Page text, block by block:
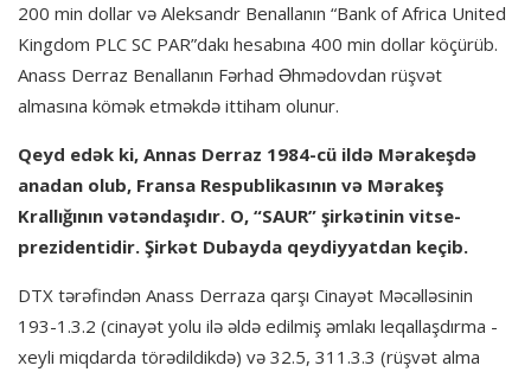
200 min dollar və Aleksandr Benallanın “Bank of Africa United
Kingdom PLC SC PAR”dakı hesabına 400 min dollar köçürüb.
Anass Derraz Benallanın Fərhad Əhmədovdan rüşvət
almasına kömək etməkdə ittiham olunur.
Qeyd edək ki, Annas Derraz 1984-cü ildə Mərakeşdə
anadan olub, Fransa Respublikasının və Mərakeş
Krallığının vətəndaşıdır. O, “SAUR” şirkətinin vitse-
prezidentidir. Şirkət Dubayda qeydiyyatdan keçib.
DTX tərəfindən Anass Derraza qarşı Cinayət Məcəlləsinin
193-1.3.2 (cinayət yolu ilə əldə edilmiş əmlakı leqallaşdırma -
xeyli miqdarda törədildikdə) və 32.5, 311.3.3 (rüşvət alma